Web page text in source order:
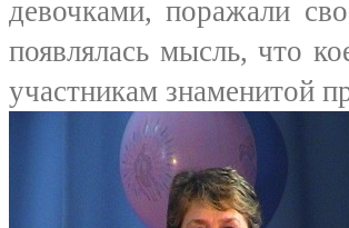
девочками, поражали
появлялась мысль, что
участникам знаменитой